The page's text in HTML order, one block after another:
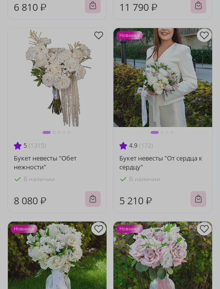
6 810 ₽ 11 790 ₽
5 (1315)
Букет невесты "Обет
нежности"
В наличии
8 080 ₽
4.9 (172)
Букет невесты "От сердца к
сердцу"
В наличии
5 210 ₽
Новинка
Новинка Новинка